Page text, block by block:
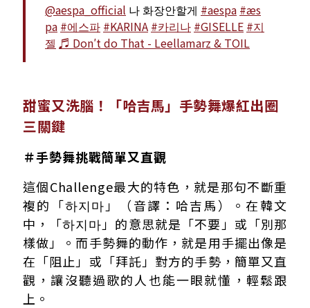
@aespa_official 나 화장안할게 #aespa #æs
pa #에스파 #KARINA #카리나 #GISELLE #지
젤 ♬ Don′t do That - Leellamarz & TOIL
甜蜜又洗腦！「哈吉馬」手勢舞爆紅出圈
三關鍵
＃手勢舞挑戰簡單又直觀
這個Challenge最大的特色，就是那句不斷重
複的「하지마」（音譯：哈吉馬）。在韓文
中，「하지마」的意思就是「不要」或「別那
樣做」。而手勢舞的動作，就是用手擺出像是
在「阻止」或「拜託」對方的手勢，簡單又直
觀，讓沒聽過歌的人也能一眼就懂，輕鬆跟
上。